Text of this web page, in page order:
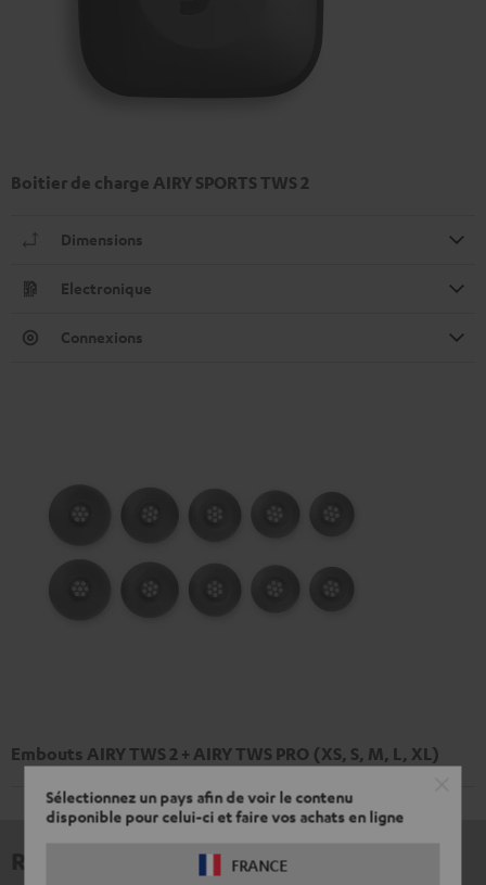
Sélectionnez un pays afin de voir le contenu
disponible pour celui-ci et faire vos achats en ligne
FRANCE
Boitier de charge AIRY SPORTS TWS 2
Dimensions
Electronique
Connexions
Embouts AIRY TWS 2 + AIRY TWS PRO (XS, S, M, L, XL)